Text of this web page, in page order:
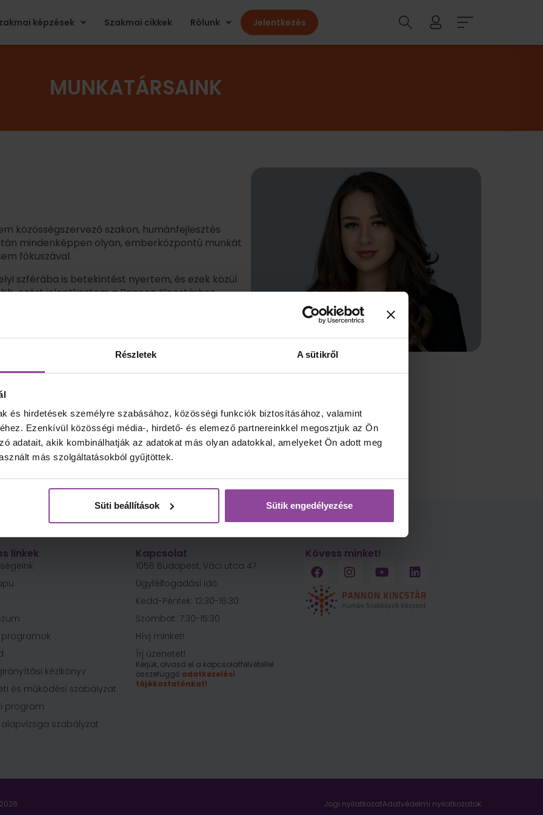
Részletek A sütikről
és hirdetések személyre szabásához, közösségi funkciók biztosításához, valamint
Ezenkívül közösségi média-, hirdető- és elemező partnereinkkel megosztjuk az Ön
adatait, akik kombinálhatják az adatokat más olyan adatokkal, amelyeket Ön adott meg
más szolgáltatásokból gyűjtöttek.
Süti beállítások Sütik engedélyezése
képzések Szakmai cikkek Rólunk Jelentkezés
MUNKATÁRSAINK
közösségszervező szakon, humánfejlesztés
mindenképpen olyan, emberközpontú munkát
fókuszával.
szférába is betekintést nyertem, és ezek közül
ezért jelentkeztem a Pannon Kincstárhoz.
tanulóinak ügyeit intézem a teljes
fordulóknak a legjobb tudásom szerint
minél több helyre eljussak, hiszen minden új hely
gazdagít. A divat és a szépségápolás világa
a szabadidőmben. Emellett szabadidőmet a
töltöm.
linkek
programok
kézikönyv
és működési szabályzat
program
szabályzat
Kapcsolat
1056 Budapest, Váci utca 47.
Ügyfélfogadási idő:
Kedd-Péntek: 12:30-16:30
Szombat: 7:30-15:30
Hívj minket!
Írj üzenetet!
Kérjük, olvasd el a kapcsolatfelvétellel
összefüggő adatkezelési
tájékoztatónkat!
Kövess minket!
Jogi nyilatkozatAdatvédelmi nyilatkozatok